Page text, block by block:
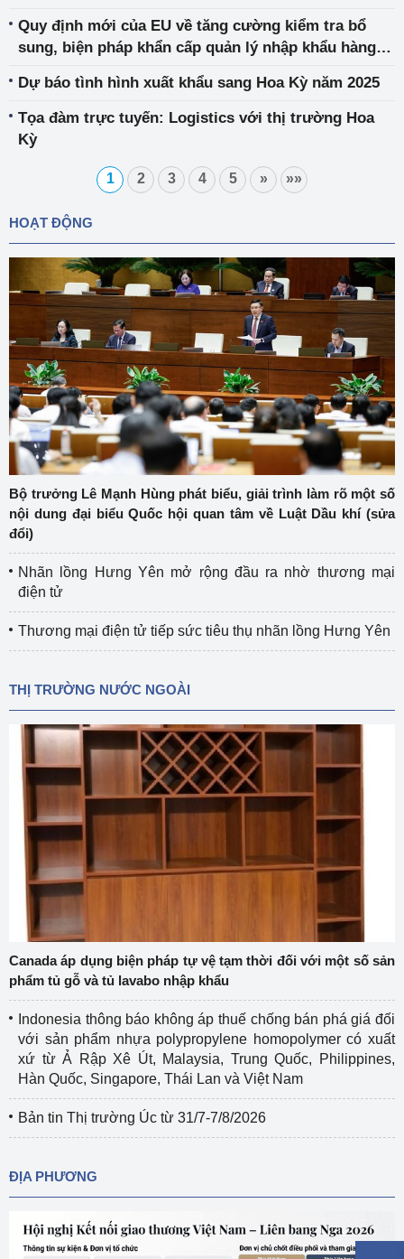
Quy định mới của EU về tăng cường kiểm tra bổ
sung, biện pháp khẩn cấp quản lý nhập khẩu hàng
Dự báo tình hình xuất khẩu sang Hoa Kỳ năm 2025
Tọa đàm trực tuyến: Logistics với thị trường Hoa
Kỳ
1 2 3 4 5 » »»
HOẠT ĐỘNG
Bộ trưởng Lê Mạnh Hùng phát biểu, giải trình làm rõ một số
nội dung đại biểu Quốc hội quan tâm về Luật Dầu khí (sửa
đổi)
Nhãn lồng Hưng Yên mở rộng đầu ra nhờ thương mại
điện tử
Thương mại điện tử tiếp sức tiêu thụ nhãn lồng Hưng Yên
THỊ TRƯỜNG NƯỚC NGOÀI
Canada áp dụng biện pháp tự vệ tạm thời đối với một số sản
phẩm tủ gỗ và tủ lavabo nhập khẩu
Indonesia thông báo không áp thuế chống bán phá giá đối
với sản phẩm nhựa polypropylene homopolymer có xuất
xứ từ Ả Rập Xê Út, Malaysia, Trung Quốc, Philippines,
Hàn Quốc, Singapore, Thái Lan và Việt Nam
Bản tin Thị trường Úc từ 31/7-7/8/2026
ĐỊA PHƯƠNG